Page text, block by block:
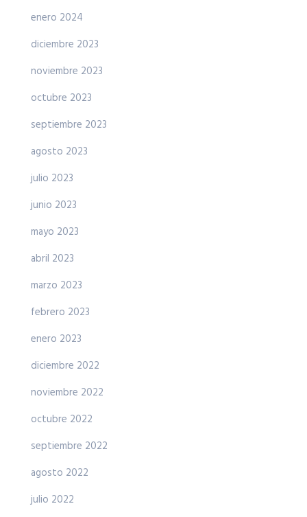
enero 2024
diciembre 2023
noviembre 2023
octubre 2023
septiembre 2023
agosto 2023
julio 2023
junio 2023
mayo 2023
abril 2023
marzo 2023
febrero 2023
enero 2023
diciembre 2022
noviembre 2022
octubre 2022
septiembre 2022
agosto 2022
julio 2022